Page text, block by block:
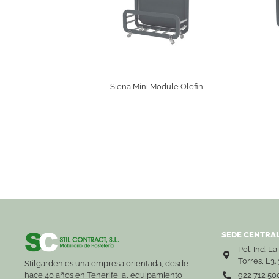
Siena Mini Module Olefin
Stilgarden es una empresa orientada, desde
hace 40 años en Tenerife, al equipamiento
SEDE
Pol. Ind.
Torres,
922 712